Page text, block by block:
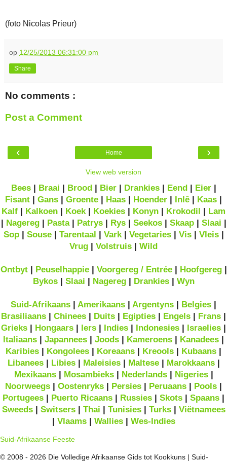
(foto Nicolas Prieur)
op 12/25/2013 06:31:00 pm
Share
No comments :
Post a Comment
‹ ›
Home
View web version
Bees| Braai | Brood| Bier| Drankies| Eend| Eier|
Fisant | Gans | Groente | Haas | Hoender | Inlê | Kaas |
Kalf | Kalkoen | Koek | Koekies | Konyn | Krokodil | Lam
| Nagereg| Pasta| Patrys| Rys| Seekos| Skaap| Slaai |
Sop| Souse| Tarentaal | Vark| Vegetaries| Vis| Vleis|
Vrug | Volstruis | Wild
Ontbyt| Peuselhappie| Voorgereg / Entrée| Hoofgereg|
Bykos| Slaai | Nagereg| Drankies| Wyn
Suid-Afrikaans | Amerikaans | Argentyns | Belgies |
Brasiliaans | Chinees | Duits | Egipties | Engels | Frans |
Grieks | Hongaars | Iers | Indies | Indonesies | Israelies |
Italiaans | Japannees | Joods | Kameroens | Kanadees |
Karibies | Kongolees | Koreaans | Kreools | Kubaans |
Libanees| Libies| Maleisies| Maltese| Marokkaans|
Mexikaans| Mosambieks| Nederlands| Nigeries|
Noorweegs | Oostenryks | Persies | Peruaans | Pools |
Portugees | Puerto Ricaans | Russies | Skots | Spaans |
Sweeds| Switsers| Thai | Tunisies| Turks| Viëtnamees
| Vlaams| Wallies| Wes-Indies
Suid-Afrikaanse Feeste
© 2008 - 2026 Die Volledige Afrikaanse Gids tot Kookkuns | Suid-